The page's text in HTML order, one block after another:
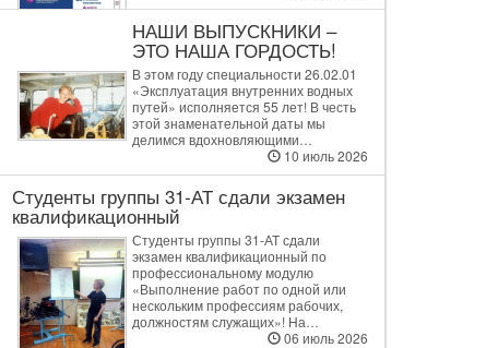
НАШИ ВЫПУСКНИКИ –
ЭТО НАША ГОРДОСТЬ!
В этом году специальности 26.02.01
«Эксплуатация внутренних водных
путей» исполняется 55 лет! В честь
этой знаменательной даты мы
делимся вдохновляющими…
10 июль 2026
Студенты группы 31‑АТ сдали экзамен
квалификационный
Студенты группы 31‑АТ сдали
экзамен квалификационный по
профессиональному модулю
«Выполнение работ по одной или
нескольким профессиям рабочих,
должностям служащих»! На…
06 июль 2026